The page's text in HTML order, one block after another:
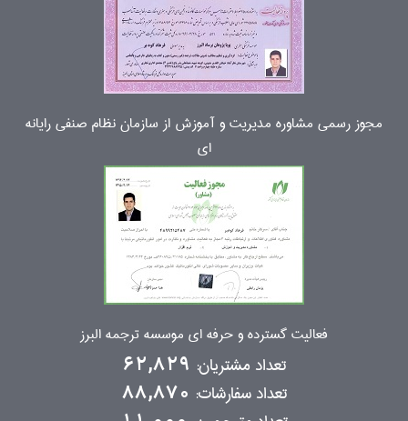
مجوز رسمی مشاوره مدیریت و آموزش از سازمان نظام صنفی رایانه
ای
فعالیت گسترده و حرفه ای موسسه ترجمه البرز
تعداد مشتریان: 62,829
تعداد سفارشات: 88,870